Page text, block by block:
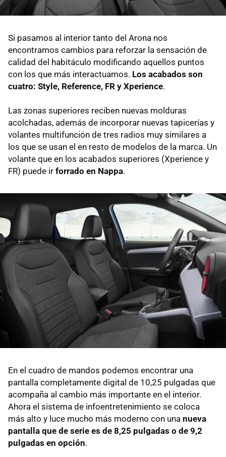
Si pasamos al interior tanto del Arona nos
encontramos cambios para reforzar la sensación de
calidad del habitáculo modificando aquellos puntos
con los que más interactuamos. Los acabados son
cuatro: Style, Reference, FR y Xperience.
Las zonas superiores reciben nuevas molduras
acolchadas, además de incorporar nuevas tapicerías y
volantes multifunción de tres radios muy similares a
los que se usan el en resto de modelos de la marca. Un
volante que en los acabados superiores (Xperience y
FR) puede ir forrado en Nappa.
En el cuadro de mandos podemos encontrar una
pantalla completamente digital de 10,25 pulgadas que
acompaña al cambio más importante en el interior.
Ahora el sistema de infoentretenimiento se coloca
más alto y luce mucho más moderno con una nueva
pantalla que de serie es de 8,25 pulgadas o de 9,2
pulgadas en opción.